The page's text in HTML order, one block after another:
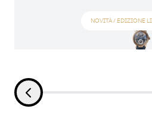
NOVITÀ / EDIZIONE